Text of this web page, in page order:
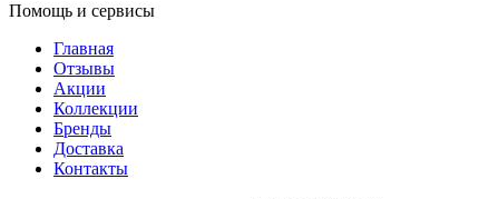
Помощь и сервисы
Главная
Отзывы
Акции
Коллекции
Бренды
Доставка
Контакты